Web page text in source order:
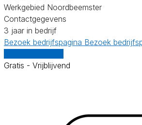
Werkgebied Noordbeemster
Contactgegevens
3 jaar in bedrijf
Bezoek bedrijfspagina Bezoek
Gratis - Vrijblijvend